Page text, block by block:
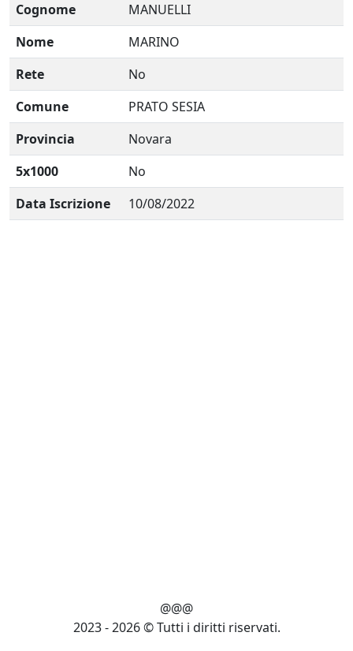
Cognome
MANUELLI
Nome
MARINO
Rete
No
Comune
PRATO SESIA
Provincia
Novara
5x1000
No
Data Iscrizione
10/08/2022
@@@
2023 - 2026 © Tutti i diritti riservati.